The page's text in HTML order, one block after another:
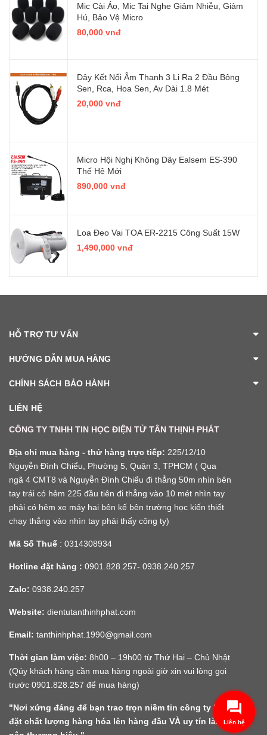
Mic Cài Áo, Mic Tai Nghe Giảm Nhiễu, Giảm
Hú, Bảo Vệ Micro
80,000 vnđ
Dây Kết Nối Âm Thanh 3 Li Ra 2 Đầu Bông
Sen, Rca, Hoa Sen, Av Dài 1.8 Mét
20,000 vnđ
Micro Hội Nghị Không Dây Ealsem ES-390
Thế Hệ Mới
890,000 vnđ
Loa Đeo Vai TOA ER-2215 Công Suất 15W
1,490,000 vnđ
HỖ TRỢ TƯ VẤN
HƯỚNG DẪN MUA HÀNG
CHÍNH SÁCH BẢO HÀNH
LIÊN HỆ
CÔNG TY TNHH TIN HỌC ĐIỆN TỬ TÂN THỊNH PHÁT
Địa chỉ mua hàng - thử hàng trực tiếp: 225/12/10
Nguyễn Đình Chiểu, Phường 5, Quận 3, TPHCM ( Qua
ngã 4 CMT8 và Nguyễn Đình Chiểu đi thẳng 50m nhìn bên
tay trái có hẻm 225 đầu tiên đi thẳng vào 10 mét nhìn tay
phải có hẻm xe máy hai bên kế bên trường học kiến thiết
chạy thẳng vào nhìn tay phải thấy công ty)
Mã Số Thuế : 0314308934
Hotline đặt hàng : 0901.828.257- 0938.240.257
Zalo: 0938.240.257
Website: dientutanthinhphat.com
Email: tanthinhphat.1990@gmail.com
Thời gian làm việc: 8h00 – 19h00 từ Thứ Hai – Chủ Nhật
(Qúy khách hàng cần mua hàng ngoài giờ xin vui lòng gọi
trước 0901.828.257 để mua hàng)
"Nơi xứng đáng để bạn trao trọn niềm tin công ty luôn
đặt chất lượng hàng hóa lên hàng đầu VÀ uy tín làm